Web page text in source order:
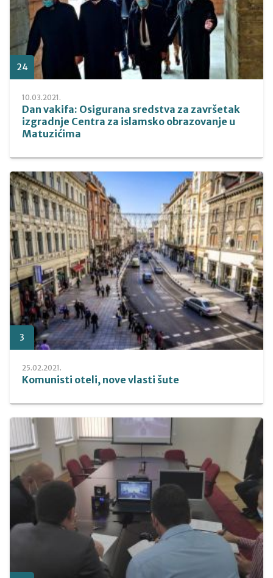
24
10.03.2021.
Dan vakifa: Osigurana sredstva za završetak
izgradnje Centra za islamsko obrazovanje u
Matuzićima
3
25.02.2021.
Komunisti oteli, nove vlasti šute